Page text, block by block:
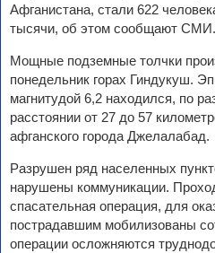
Афганистана, стали 622
тысячи, об этом сообщают СМИ.
Мощные подземные толчки
понедельник горах Гиндукуш.
магнитудой 6,2 находился, по
расстоянии от 27 до 57
афганского города Джелалабад.
Разрушен ряд населенных
нарушены коммуникации.
спасательная операция, для
пострадавшим мобилизованы
операции осложняются